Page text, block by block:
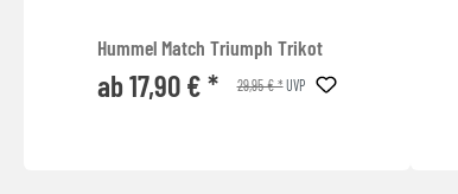
Hummel Match Triumph Trikot
ab 17,90 € * 29,95 € *UVP